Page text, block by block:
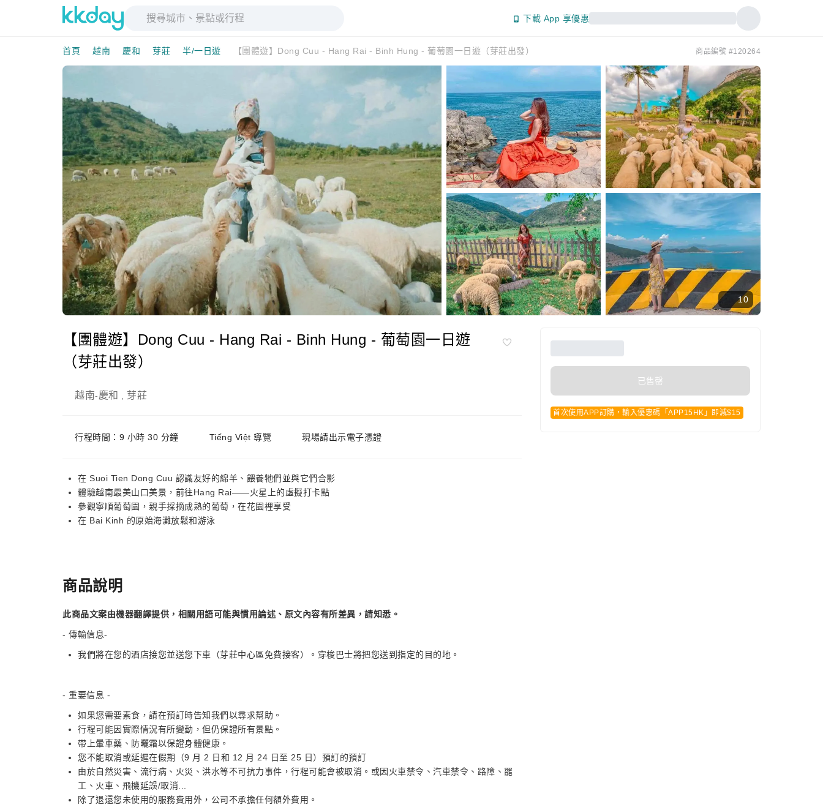
下載 App 享優惠
首頁 越南 慶和 芽莊 半/一日遊 【團體遊】Dong Cuu - Hang Rai - Binh Hung - 葡萄園一日遊（芽莊出發） 商品編號 #120264
10
【團體遊】Dong Cuu - Hang Rai - Binh Hung - 葡萄園一日遊
（芽莊出發）
越南-慶和 芽莊
行程時間：9 小時 30 分鐘 Tiếng Việt 導覽 現場請出示電子憑證
在 Suoi Tien Dong Cuu 認識友好的綿羊、餵養牠們並與它們合影
體驗越南最美山口美景，前往Hang Rai——火星上的虛擬打卡點
參觀寧順葡萄園，親手採摘成熟的葡萄，在花園裡享受
在 Bai Kinh 的原始海灘放鬆和游泳
已售罄
首次使用APP訂購，輸入優惠碼「APP15HK」即減$15
商品說明
此商品文案由機器翻譯提供，相關用語可能與慣用論述、原文內容有所差異，請知悉。
- 傳輸信息-
我們將在您的酒店接您並送您下車（芽莊中心區免費接客）。穿梭巴士將把您送到指定的目的地。
- 重要信息 -
如果您需要素食，請在預訂時告知我們以尋求幫助。
行程可能因實際情況有所變動，但仍保證所有景點。
帶上暈車藥、防曬霜以保證身體健康。
您不能取消或延遲在假期（9 月 2 日和 12 月 24 日至 25 日）預訂的預訂
由於自然災害、流行病、火災、洪水等不可抗力事件，行程可能會被取消。或因火車禁令、汽車禁令、路障、罷
工、火車、飛機延誤/取消...
除了退還您未使用的服務費用外，公司不承擔任何額外費用。